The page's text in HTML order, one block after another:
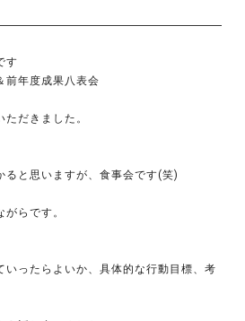
す
前年度成果八表会
だきました。
ると思いますが、食事会です(笑)
らです。
いったらよいか、具体的な行動目標、考